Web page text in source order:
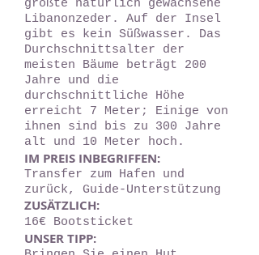
größte natürlich gewachsene
Libanonzeder. Auf der Insel
gibt es kein Süßwasser. Das
Durchschnittsalter der
meisten Bäume beträgt 200
Jahre und die
durchschnittliche Höhe
erreicht 7 Meter; Einige von
ihnen sind bis zu 300 Jahre
alt und 10 Meter hoch.
IM PREIS INBEGRIFFEN:
Transfer zum Hafen und
zurück, Guide-Unterstützung
ZUSÄTZLICH:
16€ Bootsticket
UNSER TIPP: